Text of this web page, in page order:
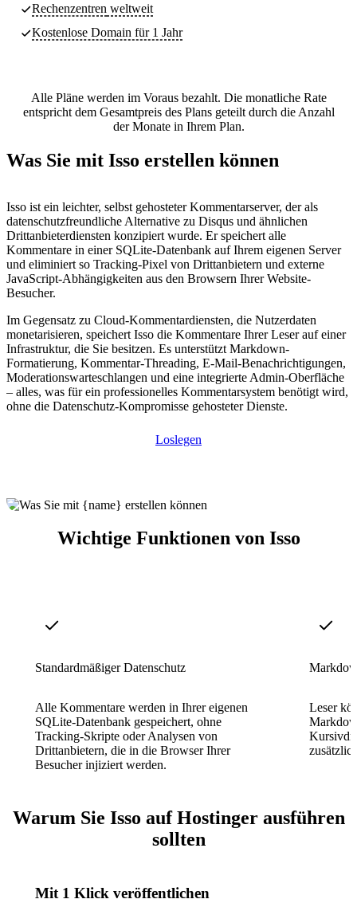
Rechenzentren weltweit
Kostenlose Domain für 1 Jahr
Alle Pläne werden im Voraus bezahlt. Die monatliche Rate
entspricht dem Gesamtpreis des Plans geteilt durch die Anzahl
der Monate in Ihrem Plan.
Was Sie mit Isso erstellen können
Isso ist ein leichter, selbst gehosteter Kommentarserver, der als
datenschutzfreundliche Alternative zu Disqus und ähnlichen
Drittanbieterdiensten konzipiert wurde. Er speichert alle
Kommentare in einer SQLite-Datenbank auf Ihrem eigenen Server
und eliminiert so Tracking-Pixel von Drittanbietern und externe
JavaScript-Abhängigkeiten aus den Browsern Ihrer Website-
Besucher.
Im Gegensatz zu Cloud-Kommentardiensten, die Nutzerdaten
monetarisieren, speichert Isso die Kommentare Ihrer Leser auf einer
Infrastruktur, die Sie besitzen. Es unterstützt Markdown-
Formatierung, Kommentar-Threading, E-Mail-Benachrichtigungen,
Moderationswarteschlangen und eine integrierte Admin-Oberfläche
– alles, was für ein professionelles Kommentarsystem benötigt wird,
ohne die Datenschutz-Kompromisse gehosteter Dienste.
Loslegen
Wichtige Funktionen von Isso
Standardmäßiger Datenschutz
Alle Kommentare werden in Ihrer eigenen
SQLite-Datenbank gespeichert, ohne
Tracking-Skripte oder Analysen von
Drittanbietern, die in die Browser Ihrer
Besucher injiziert werden.
Leser
Warum Sie Isso auf Hostinger ausführen
sollten
Mit 1 Klick veröffentlichen